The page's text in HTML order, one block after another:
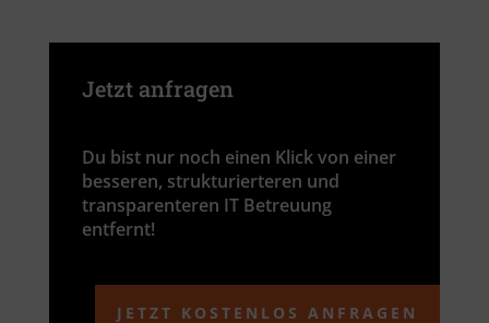
Jetzt anfragen
Du bist nur noch einen Klick von einer
besseren, strukturierteren und
transparenteren IT Betreuung
entfernt!
JETZT KOSTENLOS ANFRAGEN